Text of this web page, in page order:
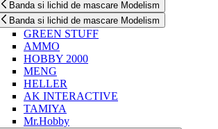
Banda si lichid de mascare Modelism
Banda si lichid de mascare Modelism
GREEN STUFF
AMMO
HOBBY 2000
MENG
HELLER
AK INTERACTIVE
TAMIYA
Mr.Hobby